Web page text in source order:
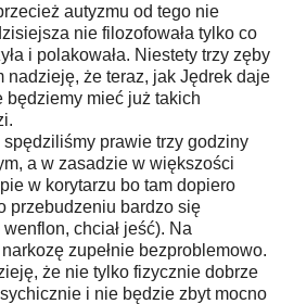
autyzmu od tego nie
nie filozofowała tylko co
i polakowała. Niestety trzy zęby
nadzieję, że teraz, jak Jędrek daje
będziemy mieć już takich
prawie trzy godziny
a w zasadzie w większości
w korytarzu bo tam dopiero
przebudzeniu bardzo się
chciał jeść). Na
zupełnie bezproblemowo.
że nie tylko fizycznie dobrze
i nie będzie zbyt mocno